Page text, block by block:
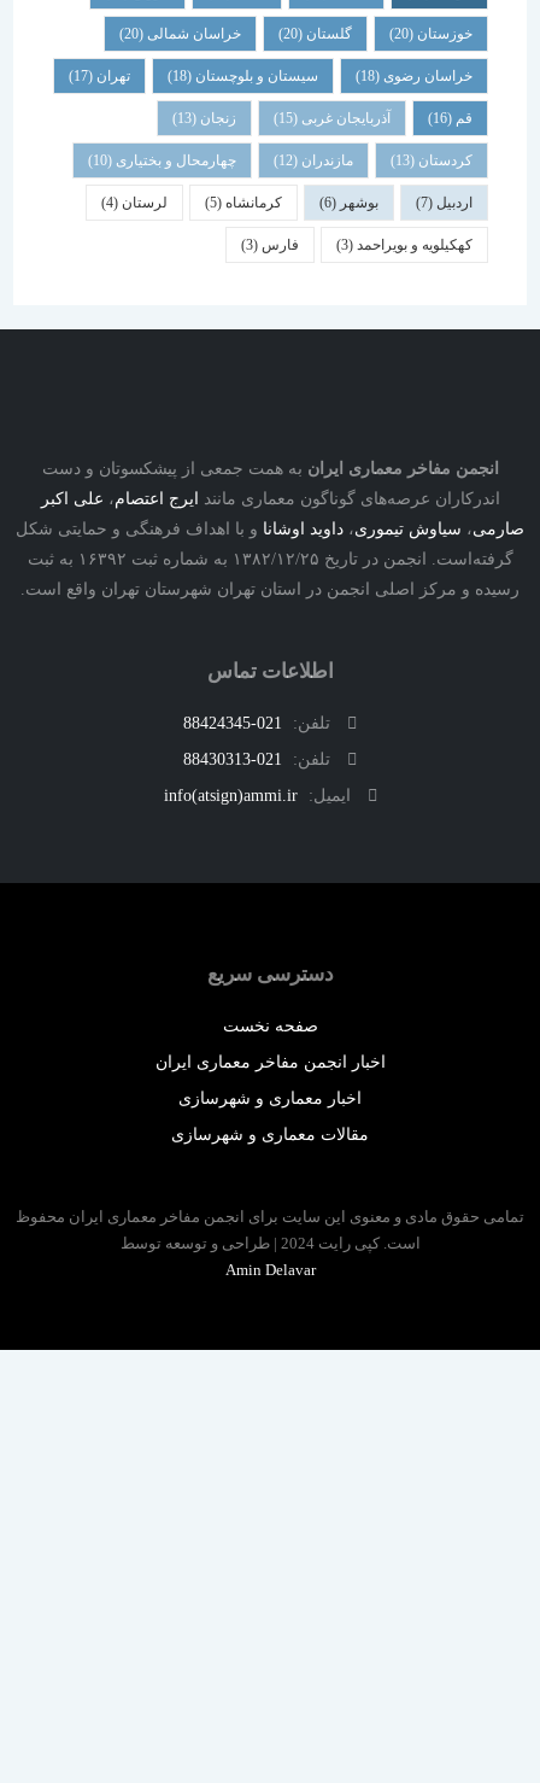
خوزستان(20) گلستان (20) خراسان شمالی(20)
خراسان رضوی(18) سیستان و بلوچستان(18) تهران
آذربایجان غربی(15) زنجان
کردستان(13) مازندران(12) چهارمحال و بختیاری (10)
بوشهر کرمانشاه(5) لرستان (4)
کهکیلویه و بویراحمد(3) فارس
مفاخر معماری ایرانبه همت جمعی از پیشکسوتان و دست
عرصه‌های گوناگون معماری مانندایرج اعتصام،علی اکبر
،سیاوش تیموری،داوید اوشانا و با اهداف فرهنگی و حمایتی شکل
گرفته‌است. انجمن در تاریخ ۱۳۸۲/۱۲/۲۵ به شماره ثبت ۱۶۳۹۲ به ثبت
و مرکز اصلی انجمن در استان تهران شهرستان تهران واقع است.
اطلاعات تماس
تلفن:
021-88424345
تلفن:
021-88430313
ایمیل:
info(atsign)ammi.ir
دسترسی سریع
صفحه نخست
اخبار انجمن مفاخر معماری ایران
اخبار معماری و شهرسازی
مقالات معماری و شهرسازی
حقوق مادی و معنوی این سایت برای انجمن مفاخر معماری ایران محفوظ
است. کپی رایت 2024 | طراحی و توسعه توسط
Amin Delavar